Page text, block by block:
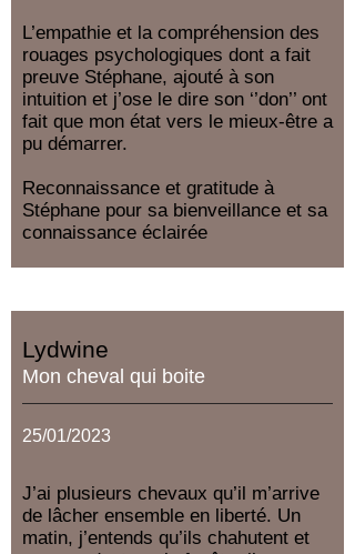
L’empathie et la compréhension des
rouages psychologiques dont a fait
preuve Stéphane, ajouté à son
intuition et j’ose le dire son ‘’don’’ ont
fait que mon état vers le mieux-être a
pu démarrer.
Reconnaissance et gratitude à
Stéphane pour sa bienveillance et sa
connaissance éclairée
Lydwine
Mon cheval qui boite
25/01/2023
J’ai plusieurs chevaux qu’il m’arrive
de lâcher ensemble en liberté. Un
matin, j’entends qu’ils chahutent et